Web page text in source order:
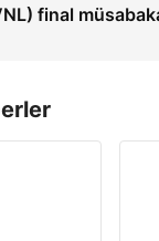
final